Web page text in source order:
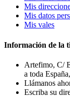
Mis
Mis datos
Mis vales
Información de la
Artefimo, C/
a toda
Llámanos
Escriba su